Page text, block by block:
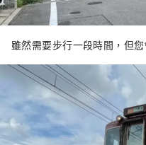
雖然需要步行一段時間，但